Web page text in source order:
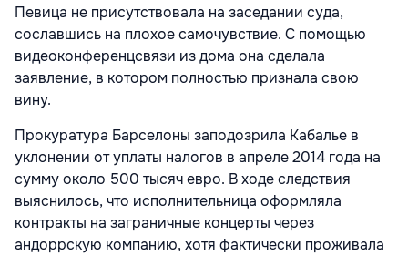
Певица не присутствовала на заседании суда,
сославшись на плохое самочувствие. С помощью
видеоконференцсвязи из дома она сделала
заявление, в котором полностью признала свою
вину.
Прокуратура Барселоны заподозрила Кабалье в
уклонении от уплаты налогов в апреле 2014 года на
сумму около 500 тысяч евро. В ходе следствия
выяснилось, что исполнительница оформляла
контракты на заграничные концерты через
андоррскую компанию, хотя фактически проживала